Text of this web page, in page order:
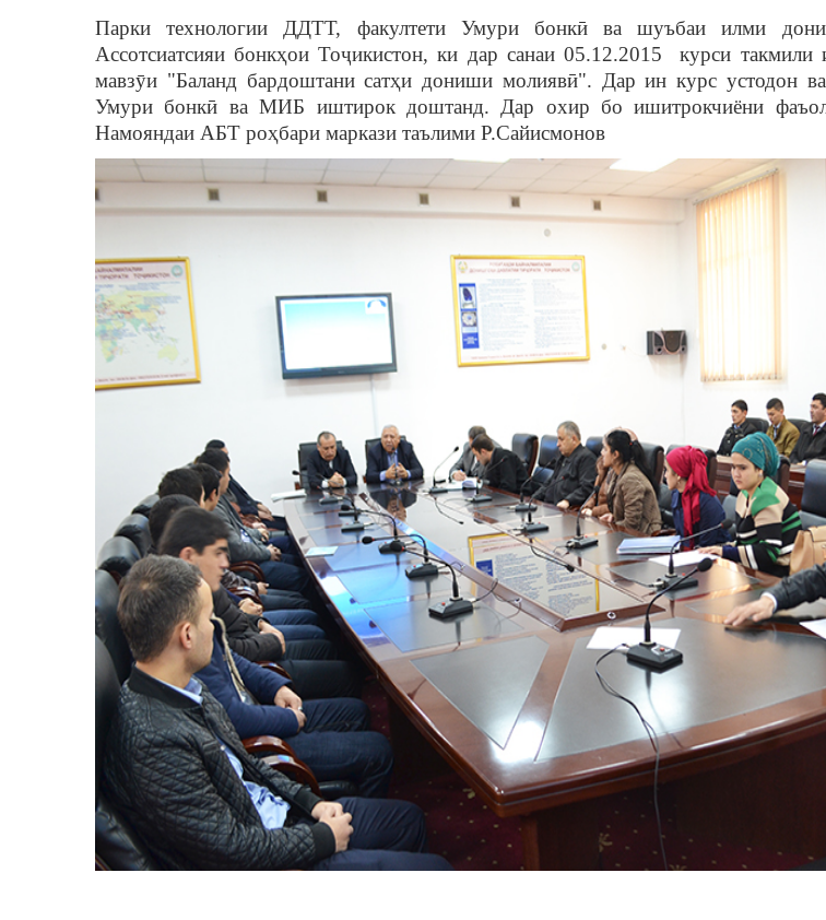
Парки технологии ДДТТ, факултети Умури бонкӣ ва шуъбаи илми
Ассотсиатсияи бонкҳои Тоҷикистон, ки дар санаи 05.12.2015 курси такмили
мавзӯи "Баланд бардоштани сатҳи дониши молиявӣ". Дар ин курс устодон
Умури бонкӣ ва МИБ иштирок доштанд. Дар охир бо ишитрокчиёни
Намояндаи АБТ роҳбари маркази таълими Р.Сайисмонов